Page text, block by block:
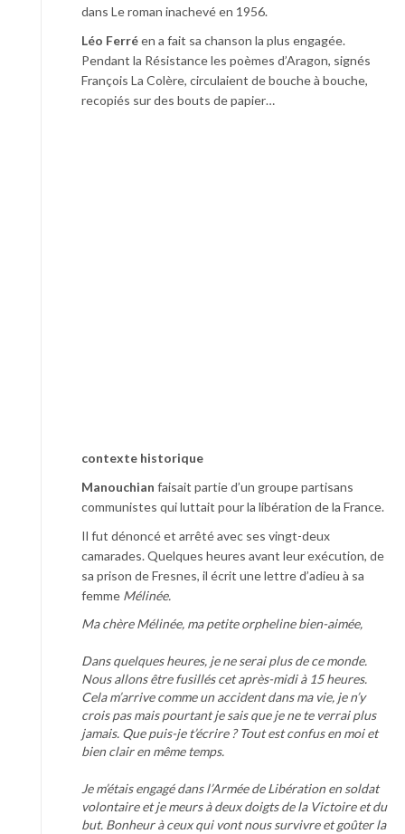
dans Le roman inachevé en 1956.
Léo Ferréen a fait sa chanson la plus engagée.
Pendant la Résistance les poèmes d’Aragon, signés
François La Colère, circulaient de bouche à bouche,
recopiés sur des bouts de papier…
contexte historique
Manouchian faisait partie d’un groupe partisans
communistes qui luttait pour la libération de la France.
Il fut dénoncé et arrêté avec ses vingt-deux
camarades. Quelques heures avant leur exécution, de
sa prison de Fresnes, il écrit une lettre d’adieu à sa
femme Mélinée.
Ma chère Mélinée, ma petite orpheline bien-aimée,
Dans quelques heures, je ne serai plus de ce monde.
Nous allons être fusillés cet après-midi à 15 heures.
Cela m’arrive comme un accident dans ma vie, je n’y
crois pas mais pourtant je sais que je ne te verrai plus
jamais. Que puis-je t’écrire ? Tout est confus en moi et
bien clair en même temps.
Je m’étais engagé dans l’Armée de Libération en soldat
volontaire et je meurs à deux doigts de la Victoire et du
but. Bonheur à ceux qui vont nous survivre et goûter la